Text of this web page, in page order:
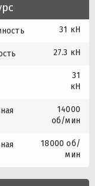
31 кН
27.3 кН
31
кН
14000
об/мин
18000 об/
мин